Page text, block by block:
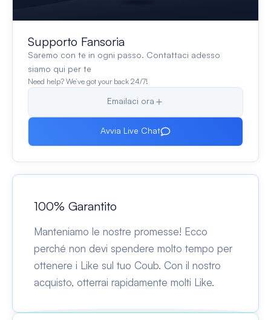
Supporto Fansoria
Saremo con te in ogni passo. Contattaci adesso
siamo qui per te
Need help? We’ve got your back 24/7!
Emailaci ora
Avvia Live Chat
100% Garantito
Manteniamo le nostre promesse! Ecco
perché non devi spendere molto tempo per
ottenere i Like sul tuo Coub. Con il nostro
acquisto, otterrai rapidamente molti Like.